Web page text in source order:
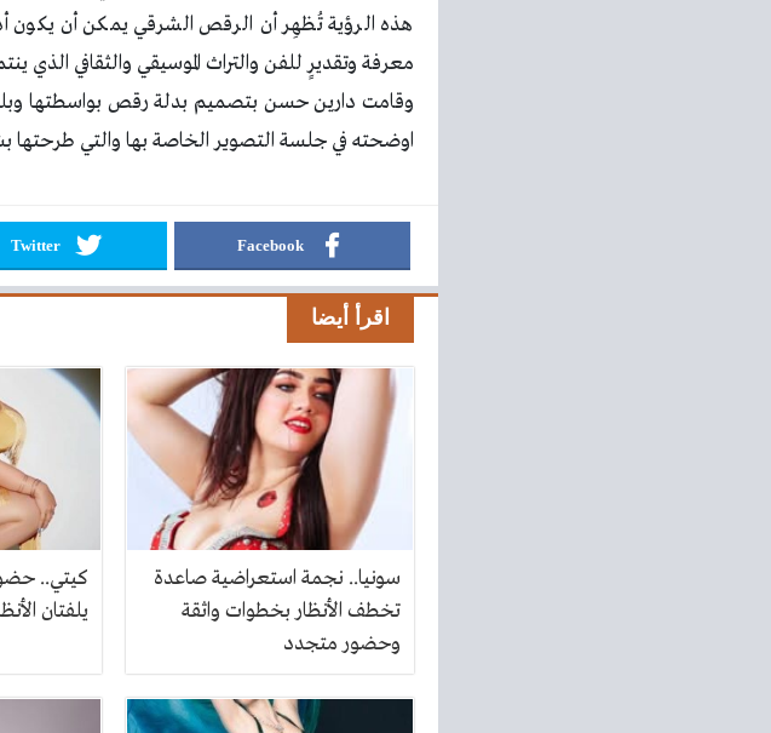
هذه الرؤية تُظهِر أن الرقص الشرقي يمكن أن يكون
معرفة وتقديرٍ للفن والتراث الموسيقي والثقافي الذي
وقامت دارين حسن بتصميم بدلة رقص بواسطتها
اوضحته في جلسة التصوير الخاصة بها والتي
Facebook
Twitter
اقرأ أيضا
سونيا.. نجمة استعراضية صاعدة
تخطف الأنظار بخطوات واثقة
وحضور متجدد
كيتي..
يلفتان